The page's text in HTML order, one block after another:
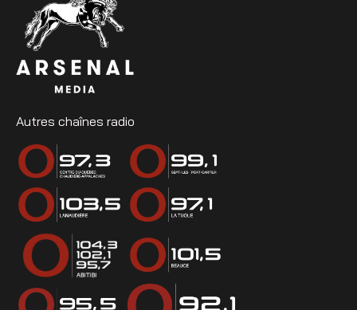
Autres chaînes radio